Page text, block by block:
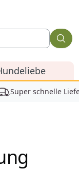
Super schnelle